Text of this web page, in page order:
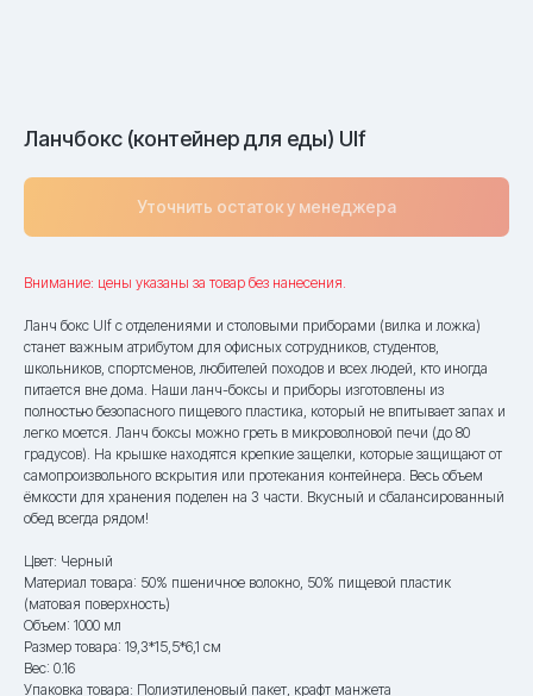
Ланчбокс (контейнер для еды) Ulf
Уточнить остаток у менеджера
Внимание: цены указаны за товар без нанесения.
Ланч бокс Ulf с отделениями и столовыми приборами (вилка и ложка)
станет важным атрибутом для офисных сотрудников, студентов,
школьников, спортсменов, любителей походов и всех людей, кто иногда
питается вне дома. Наши ланч-боксы и приборы изготовлены из
полностью безопасного пищевого пластика, который не впитывает запах и
легко моется. Ланч боксы можно греть в микроволновой печи (до 80
градусов). На крышке находятся крепкие защелки, которые защищают от
самопроизвольного вскрытия или протекания контейнера. Весь объем
ёмкости для хранения поделен на 3 части. Вкусный и сбалансированный
обед всегда рядом!
Цвет: Черный
Материал товара: 50% пшеничное волокно, 50% пищевой пластик
(матовая поверхность)
Объем: 1000 мл
Размер товара: 19,3*15,5*6,1 см
Вес: 0.16
Упаковка товара: Полиэтиленовый пакет, крафт манжета